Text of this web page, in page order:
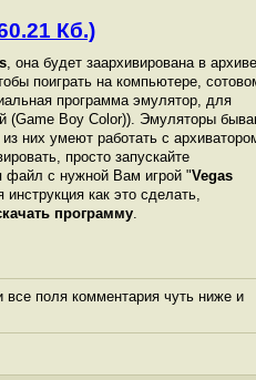
Кб.)
, она будет заархивирована в архиве
поиграть на компьютере,
программа эмулятор, для
(Game Boy Color)). Эмуляторы
них умеют работать с
просто запускайте
файл с нужной Вам игрой "Vegas
как это сделать,
программу.
поля комментария чуть ниже и